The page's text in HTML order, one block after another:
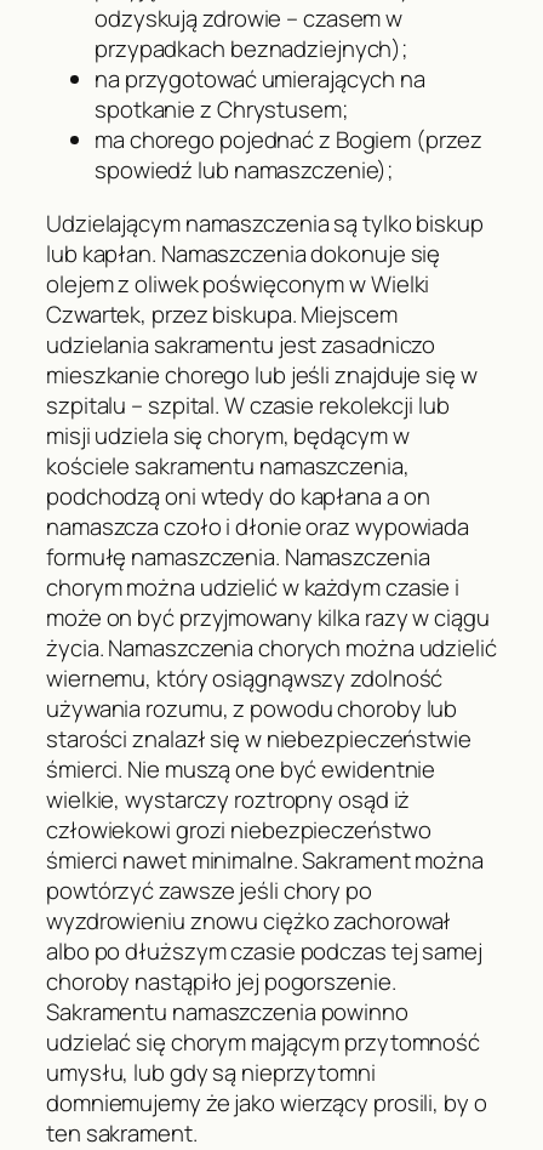
odzyskują zdrowie – czasem w
przypadkach beznadziejnych);
na przygotować umierających na
spotkanie z Chrystusem;
ma chorego pojednać z Bogiem (przez
spowiedź lub namaszczenie);
Udzielającym namaszczenia są tylko biskup
lub kapłan. Namaszczenia dokonuje się
olejem z oliwek poświęconym w Wielki
Czwartek, przez biskupa. Miejscem
udzielania sakramentu jest zasadniczo
mieszkanie chorego lub jeśli znajduje się w
szpitalu – szpital. W czasie rekolekcji lub
misji udziela się chorym, będącym w
kościele sakramentu namaszczenia,
podchodzą oni wtedy do kapłana a on
namaszcza czoło i dłonie oraz wypowiada
formułę namaszczenia. Namaszczenia
chorym można udzielić w każdym czasie i
może on być przyjmowany kilka razy w ciągu
życia. Namaszczenia chorych można udzielić
wiernemu, który osiągnąwszy zdolność
używania rozumu, z powodu choroby lub
starości znalazł się w niebezpieczeństwie
śmierci. Nie muszą one być ewidentnie
wielkie, wystarczy roztropny osąd iż
człowiekowi grozi niebezpieczeństwo
śmierci nawet minimalne. Sakrament można
powtórzyć zawsze jeśli chory po
wyzdrowieniu znowu ciężko zachorował
albo po dłuższym czasie podczas tej samej
choroby nastąpiło jej pogorszenie.
Sakramentu namaszczenia powinno
udzielać się chorym mającym przytomność
umysłu, lub gdy są nieprzytomni
domniemujemy że jako wierzący prosili, by o
ten sakrament.